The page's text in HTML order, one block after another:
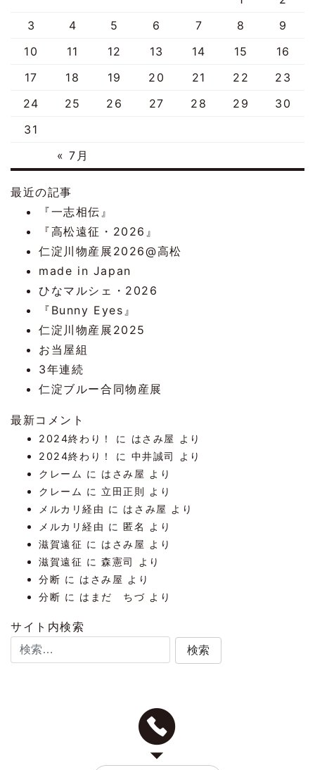
« 7月
3
4 5 6 7 8
9
10
11 12 13 14 15
16
17
18 19 20 21 22
23
24
25 26 27 28 29
30
31
最近の記事
『一志相伝』
『高松遠征・2026』
仁淀川物産展2026@高松
made in Japan
ひなマルシェ・2026
『Bunny Eyes』
仁淀川物産展2025
お当屋組
3年連続
仁淀ブルー合同物産展
最新コメント
2024終わり！ に はさみ屋
より
2024終わり！
に 中井誠司
より
クレーム に はさみ屋 より
クレーム に 立田正則 より
メルカリ経由 に はさみ屋 より
メルカリ経由 に匿名
より
滋賀遠征 に はさみ屋 より
滋賀遠征 に森憲司
より
分断 に はさみ屋 より
分断 に はまだ ちづ より
サイト内検索